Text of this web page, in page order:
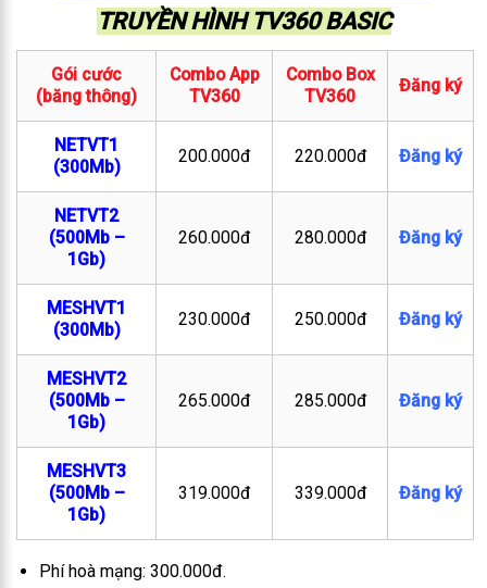
TRUYỀN HÌNH TV360 BASIC
Gói cước
(băng thông)
Combo App
TV360
Combo Box
TV360
Đăng ký
NETVT1
(300Mb)
200.000đ 220.000đ Đăng ký
NETVT2
(500Mb –
1Gb)
260.000đ 280.000đ Đăng ký
MESHVT1
(300Mb)
230.000đ 250.000đ Đăng ký
MESHVT2
(500Mb –
1Gb)
265.000đ 285.000đ Đăng ký
MESHVT3
(500Mb –
1Gb)
319.000đ 339.000đ Đăng ký
Phí hoà mạng: 300.000đ.